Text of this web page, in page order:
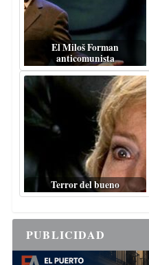
El Miloš Forman
anticomunista
Terror del bueno
PUBLICIDAD